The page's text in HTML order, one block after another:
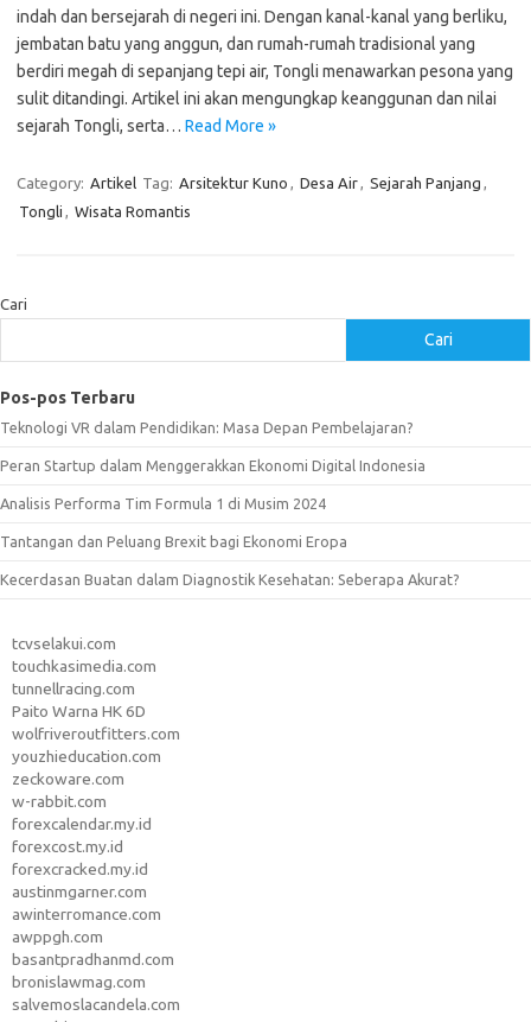
indah dan bersejarah di negeri ini. Dengan kanal-kanal yang berliku,
jembatan batu yang anggun, dan rumah-rumah tradisional yang
berdiri megah di sepanjang tepi air, Tongli menawarkan pesona yang
sulit ditandingi. Artikel ini akan mengungkap keanggunan dan nilai
sejarah Tongli, serta… Read More »
Category: Artikel Tag: Arsitektur Kuno , Desa Air, Sejarah Panjang ,
Tongli , Wisata Romantis
Cari
Cari
Pos-pos Terbaru
Teknologi VR dalam Pendidikan: Masa Depan Pembelajaran?
Peran Startup dalam Menggerakkan Ekonomi Digital Indonesia
Analisis Performa Tim Formula 1 di Musim 2024
Tantangan dan Peluang Brexit bagi Ekonomi Eropa
Kecerdasan Buatan dalam Diagnostik Kesehatan: Seberapa Akurat?
tcvselakui.com
touchkasimedia.com
tunnellracing.com
Paito Warna HK 6D
wolfriveroutfitters.com
youzhieducation.com
zeckoware.com
w-rabbit.com
forexcalendar.my.id
forexcost.my.id
forexcracked.my.id
austinmgarner.com
awinterromance.com
awppgh.com
basantpradhanmd.com
bronislawmag.com
salvemoslacandela.com